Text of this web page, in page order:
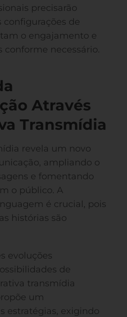
precisarão
de
o engajamento e
conforme necessário.
Através
Transmídia
revela um novo
ampliando o
e fomentando
o público. A
é crucial, pois
histórias são
evoluções
de
transmídia
um
estratégias, exigindo